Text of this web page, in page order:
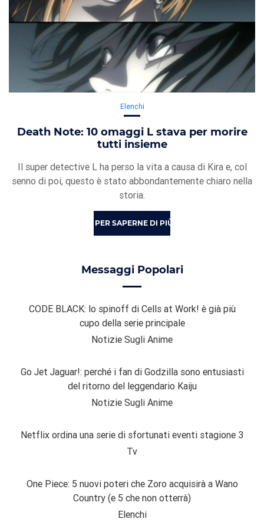
Elenchi
Death Note: 10 omaggi L stava per morire
tutti insieme
Il super detective L ha perso la vita a causa di Kira e, col
senno di poi, questo è stato abbondantemente chiaro nella
storia.
PER SAPERNE DI PIÙ
Messaggi Popolari
CODE BLACK: lo spinoff di Cells at Work! è già più
cupo della serie principale
Notizie Sugli Anime
Go Jet Jaguar!: perché i fan di Godzilla sono entusiasti
del ritorno del leggendario Kaiju
Notizie Sugli Anime
Netflix ordina una serie di sfortunati eventi stagione 3
Tv
One Piece: 5 nuovi poteri che Zoro acquisirà a Wano
Country (e 5 che non otterrà)
Elenchi